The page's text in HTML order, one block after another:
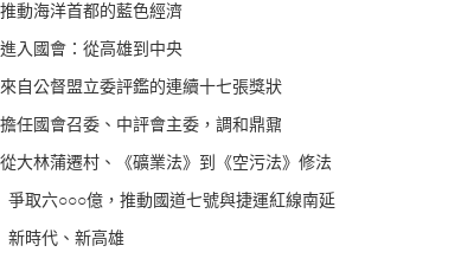
動海洋首都的藍色經濟
入國會：從高雄到中央
自公督盟立委評鑑的連續十七張獎狀
任國會召委、中評會主委，調和鼎鼐
大林蒲遷村、《礦業法》到《空污法》修法
取六○○○億，推動國道七號與捷運紅線南延
時代、新高雄